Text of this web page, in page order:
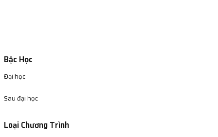
Bậc Học
Đại học
Sau đại học
Loại Chương Trình